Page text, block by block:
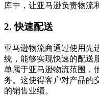
库中，让亚马逊负责物流
2. 快速配送
亚马逊物流商通过使用先
统，能够实现快速的配送
单属于亚马逊物流范围，
务。这使得客户对产品的
的销售业绩。